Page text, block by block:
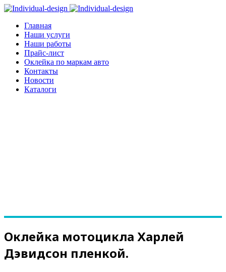
Главная
Наши услуги
Наши работы
Прайс-лист
Оклейка по маркам авто
Контакты
Новости
Каталоги
Оклейка мотоцикла Харлей
Дэвидсон пленкой.